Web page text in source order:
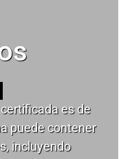
es de
puede contener
incluyendo